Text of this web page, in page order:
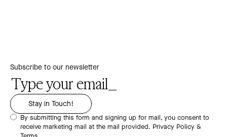
Subscribe to our newsletter
By submitting this form and signing up for mail, you consent to
receive marketing mail at the mail provided. Privacy Policy &